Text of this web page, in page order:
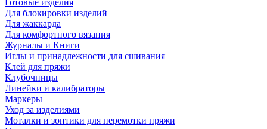
Готовые изделия
Для блокировки изделий
Для жаккарда
Для комфортного вязания
Журналы и Книги
Иглы и принадлежности для сшивания
Клей для пряжи
Клубочницы
Линейки и калибраторы
Маркеры
Уход за изделиями
Моталки и зонтики для перемотки пряжи